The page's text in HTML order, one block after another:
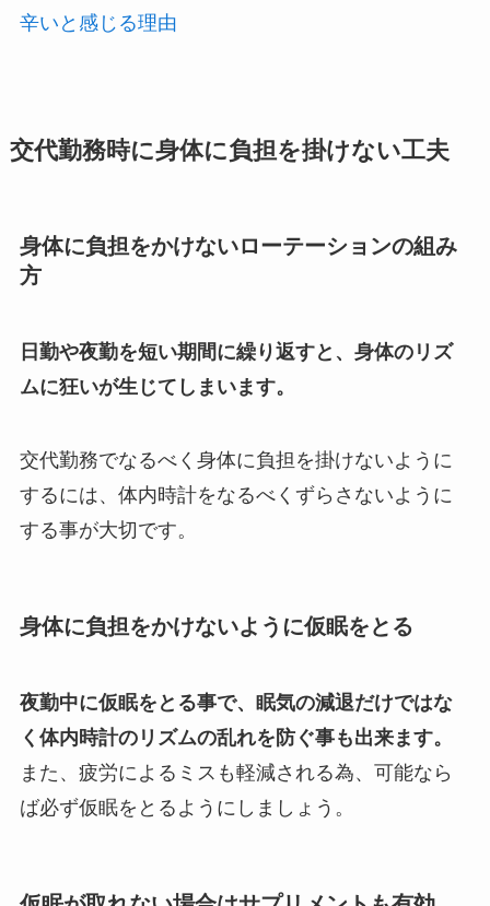
辛いと感じる理由
交代勤務時に身体に負担を掛けない工夫
身体に負担をかけないローテーションの組み
方
日勤や夜勤を短い期間に繰り返すと、身体のリズ
ムに狂いが生じてしまいます。
交代勤務でなるべく身体に負担を掛けないように
するには、体内時計をなるべくずらさないように
する事が大切です。
身体に負担をかけないように仮眠をとる
夜勤中に仮眠をとる事で、眠気の減退だけではな
く体内時計のリズムの乱れを防ぐ事も出来ます。
また、疲労によるミスも軽減される為、可能なら
ば必ず仮眠をとるようにしましょう。